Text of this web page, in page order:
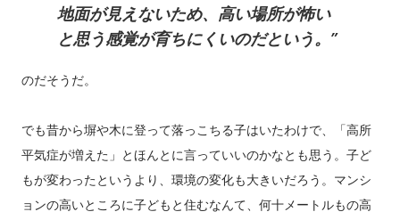
地面が見えないため、高い場所が怖い
と思う感覚が育ちにくいのだという。
のだそうだ。
でも昔から塀や木に登って落っこちる子はいたわけで、「高所
平気症が増えた」とほんとに言っていいのかなとも思う。子ど
もが変わったというより、環境の変化も大きいだろう。マンシ
ョンの高いところに子どもと住むなんて、何十メートルもの高